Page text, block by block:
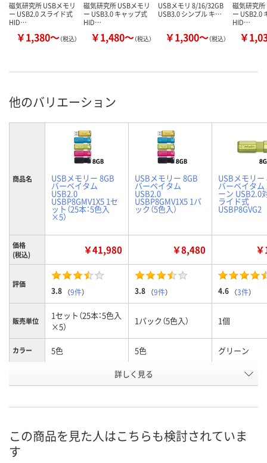
磁気研究所 USBメモリ
ー USB2.0 スライド式
HID…
￥1,380～（税込）
磁気研究所 USBメモリ
ー USB3.0 キャップ式
HID…
￥1,480～（税込）
USBメモリ 8/16/32GB
USB3.0 シンプル キ…
￥1,300～（税込）
磁気研究所
ー USB2.0
HID…
￥
他のバリエーション
商品名 USBメモリー 8GB
バーベイタム
USB2.0
USBP8GMV1X5 1セ
ット（25本：5色入
×5）
USBメモリー 8GB
バーベイタム
USB2.0
USBP8GMV1X5 1パ
ック（5色入）
USBメモリー
バーベイタム
ーン USB2.0
ライド式
USBP8GVG2
価格
(税込)
￥41,980 ￥8,480
評価
3.8 （9件） 3.8 （9件） 4.6 （3件）
販売単位
1セット（25本：5色入
×5）
1パック（5色入） 1個
カラー 5色 5色 グリーン
2252910 5356730
8月11日（火）
詳しく見る
この商品を見た人はこちらも検討されていま
す